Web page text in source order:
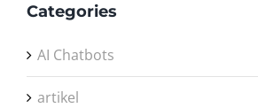
Categories
AI Chatbots
artikel